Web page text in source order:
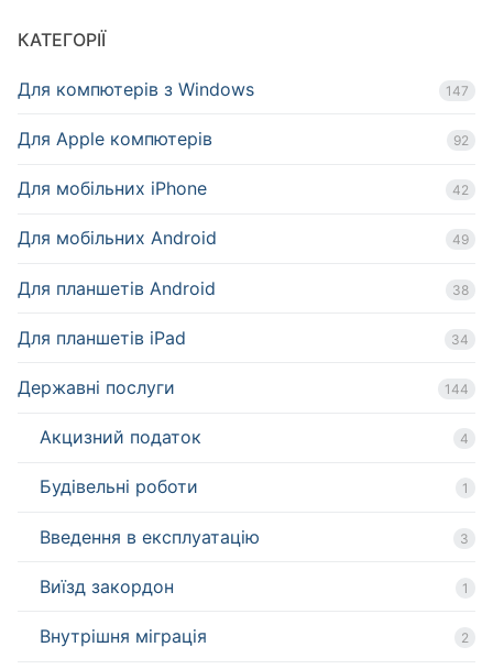
КАТЕГОРІЇ
Для компютерів з Windows 147
Для Apple компютерів 92
Для мобільних iPhone 42
Для мобільних Android 49
Для планшетів Android 38
Для планшетів iPad 34
Державні послуги 144
Акцизний податок 4
Будівельні роботи 1
Введення в експлуатацію 3
Виїзд закордон 1
Внутрішня міграція 2